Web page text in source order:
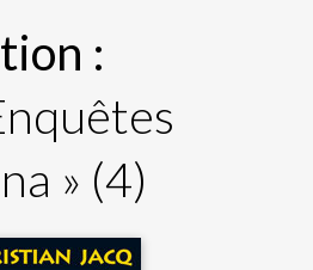
:
» (4)